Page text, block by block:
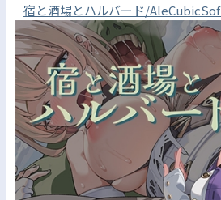
宿と酒場とハルバード/